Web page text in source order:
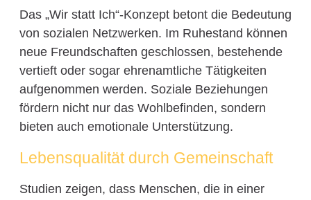
Das „Wir statt Ich“-Konzept betont die Bedeutung
von sozialen Netzwerken. Im Ruhestand können
neue Freundschaften geschlossen, bestehende
vertieft oder sogar ehrenamtliche Tätigkeiten
aufgenommen werden. Soziale Beziehungen
fördern nicht nur das Wohlbefinden, sondern
bieten auch emotionale Unterstützung.
Lebensqualität durch Gemeinschaft
Studien zeigen, dass Menschen, die in einer